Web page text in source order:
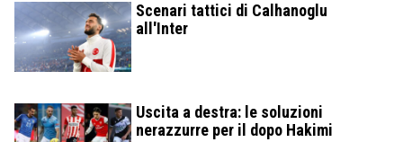
Scenari tattici di Calhanoglu
all'Inter
Uscita a destra: le soluzioni
nerazzurre per il dopo Hakimi